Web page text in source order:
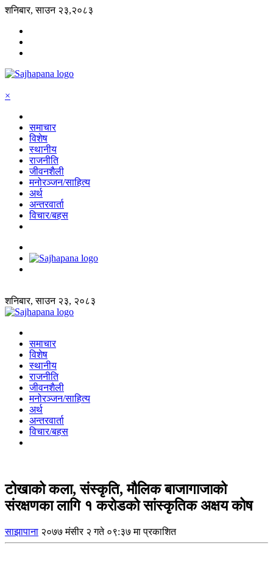
शनिबार, साउन २३,२०८३
×
समाचार
विशेष
स्थानीय
राजनीति
जीवनशैली
मनोरञ्जन/साहित्य
अर्थ
अन्तरवार्ता
विचार/बहस
शनिबार, साउन २३, २०८३
समाचार
विशेष
स्थानीय
राजनीति
जीवनशैली
मनोरञ्जन/साहित्य
अर्थ
अन्तरवार्ता
विचार/बहस
टोखाको कला, संस्कृति, मौलिक बाजागाजाको
संरक्षणका लागि १ करोडको सांस्कृतिक अक्षय कोष
साझापाना २०७७ मंसीर २ गते ०९:३७ मा प्रकाशित